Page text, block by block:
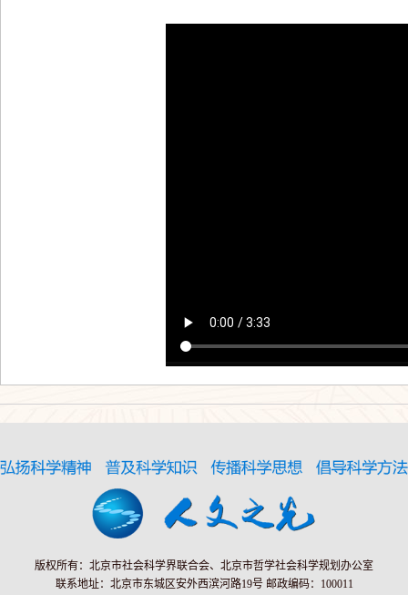
版权所有：北京市社会科学界联合会、北京市哲学社会科学规划办公室
联系地址：北京市东城区安外西滨河路19号 邮政编码：100011